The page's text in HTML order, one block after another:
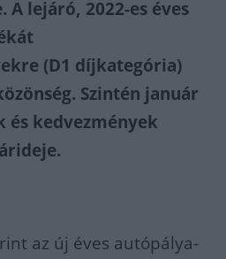
A lejáró, 2022-es éves
(D1 díjkategória)
Szintén január
és kedvezmények
az új éves autópálya-